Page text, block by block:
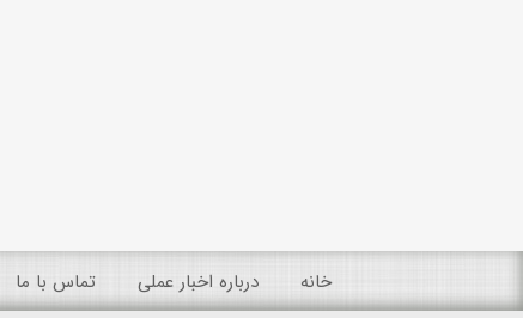
خانه درباره اخبار عملی تماس با ما